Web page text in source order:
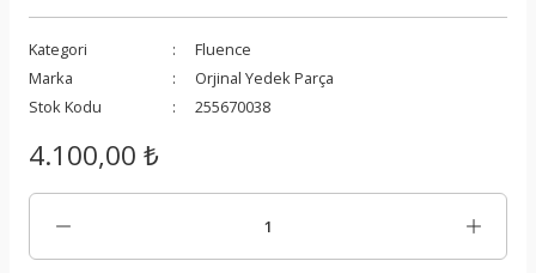
Kategori
Fluence
Marka
Orjinal Yedek Parça
Stok Kodu
255670038
4.100,00 ₺